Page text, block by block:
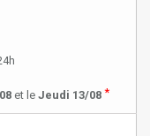
et le Jeudi 13/08 *